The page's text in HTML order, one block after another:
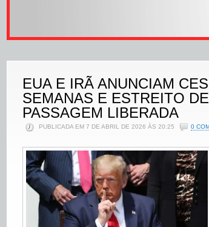
EUA E IRÃ ANUNCIAM
SEMANAS E ESTREITO
PASSAGEM LIBERADA
PUBLICADA EM 7 DE ABRIL DE 2026 ÀS 20:25 0